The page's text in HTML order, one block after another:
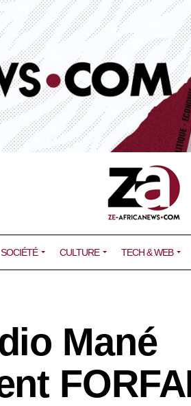
SOCIÉTÉ CULTURE TECH & WEB
Mané